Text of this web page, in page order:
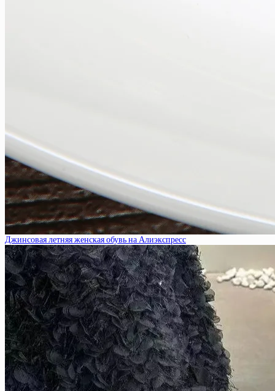
Джинсовая летняя женская обувь на Алиэкспресс